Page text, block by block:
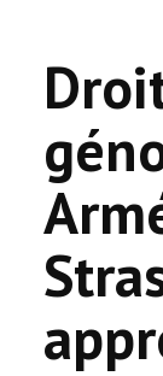
ACTUALITEIT
GEMEENSCHAP
EVENTS
🔔
KERK